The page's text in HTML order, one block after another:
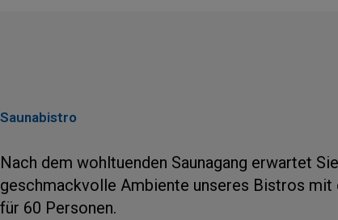
Saunabistro
Nach dem wohltuenden Saunagang erwartet
geschmackvolle Ambiente unseres Bistros mit
für 60 Personen.